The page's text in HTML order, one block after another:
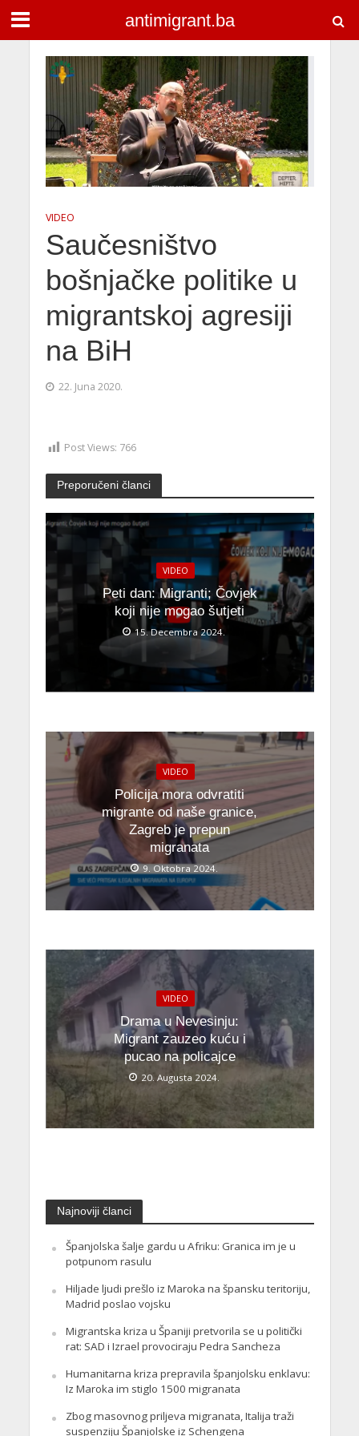
antimigrant.ba
VIDEO
Saučesništvo
bošnjačke politike u
migrantskoj agresiji
na BiH
22. Juna 2020.
Post Views: 766
Preporučeni članci
VIDEO
Peti dan: Migranti; Čovjek
koji nije mogao šutjeti
15. Decembra 2024.
VIDEO
Policija mora odvratiti
migrante od naše granice,
Zagreb je prepun
migranata
9. Oktobra 2024.
VIDEO
Drama u Nevesinju:
Migrant zauzeo kuću i
pucao na policajce
20. Augusta 2024.
Najnoviji članci
Španjolska šalje gardu u Afriku: Granica im je u
potpunom rasulu
Hiljade ljudi prešlo iz Maroka na špansku teritoriju,
Madrid poslao vojsku
Migrantska kriza u Španiji pretvorila se u politički
rat: SAD i Izrael provociraju Pedra Sancheza
Humanitarna kriza prepravila španjolsku enklavu:
Iz Maroka im stiglo 1500 migranata
Zbog masovnog priljeva migranata, Italija traži
suspenziju Španjolske iz Schengena